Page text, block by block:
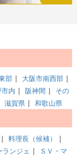
部 | 大阪市南西部 |
内 | 阪神間 | その
滋賀県 | 和歌山県
| 料理長（候補）
|
ンジェ |
ＳＶ・マ